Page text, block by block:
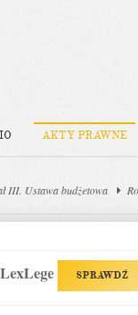
AKTY PRAWNE
III. Ustawa budżetowa
SPRAWDŹ